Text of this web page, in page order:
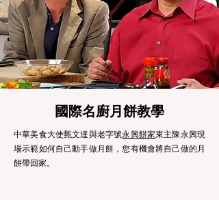
國際名廚月餅教學
中華美食大使甄文達與老字號永興餅家東主陳永興現
場示範如何自己動手做月餅，您有機會將自己做的月
餅帶回家。